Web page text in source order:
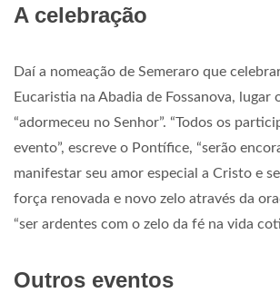
A celebração
Daí a nomeação de Semeraro que
Eucaristia na Abadia de Fossanova, lugar
“adormeceu no Senhor”. “Todos os
evento”, escreve o Pontífice, “serão
manifestar seu amor especial a Cristo e
força renovada e novo zelo através da
“ser ardentes com o zelo da fé na vida
Outros eventos